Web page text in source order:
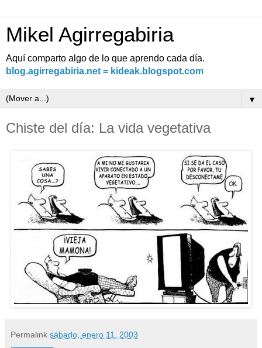
Mikel Agirregabiria
Aquí comparto algo de lo que aprendo cada día.
blog.agirregabiria.net = kideak.blogspot.com
▼
Chiste del día: La vida vegetativa
Permalink sábado, enero 11, 2003